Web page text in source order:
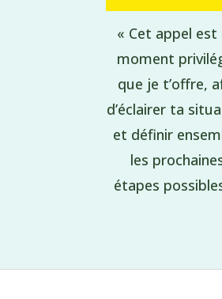
« Cet appel est
moment
que je t’offre,
d’éclairer ta
et définir
les
étapes